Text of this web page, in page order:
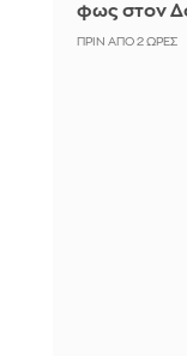
φως στον
ΠΡΙΝ ΑΠΌ 2 ΏΡΕΣ